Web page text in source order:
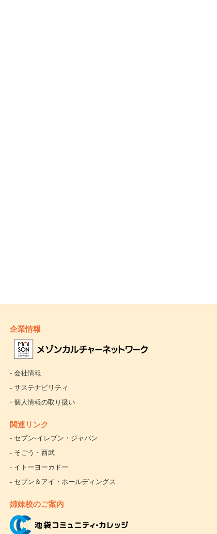
企業情報
- 会社情報
- サステナビリティ
- 個人情報の取り扱い
関連リンク
- セブン‐イレブン・ジャパン
- そごう・西武
- イトーヨーカドー
- セブン＆アイ・ホールディングス
姉妹校のご案内